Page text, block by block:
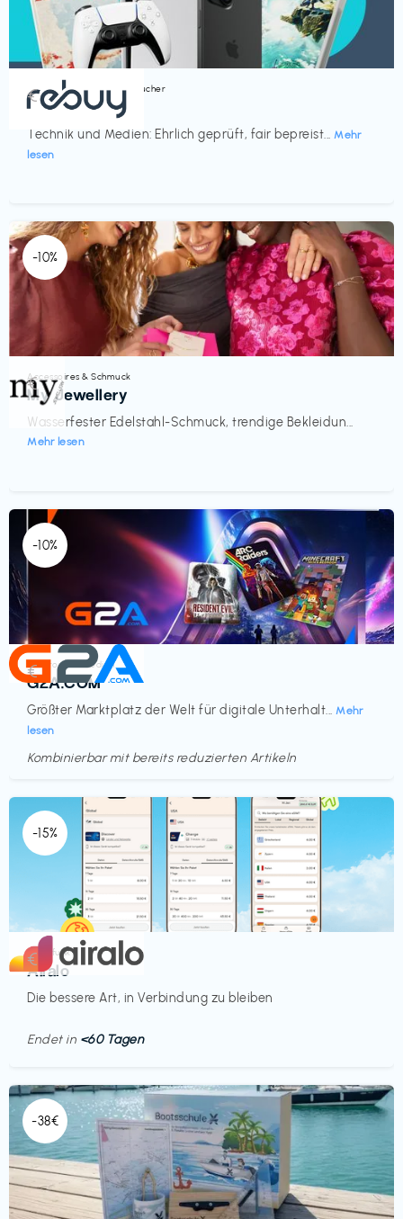
Bücher, Magazine & Hörbücher
rebuy
Technik und Medien: Ehrlich geprüft, fair bepreist... Mehr
lesen
€‎
-10%
Accessoires & Schmuck
My Jewellery
Wasserfester Edelstahl-Schmuck, trendige Bekleidun...
Mehr lesen
€‎
-10%
Elektronik & Medien
G2A.COM
Größter Marktplatz der Welt für digitale Unterhalt... Mehr
lesen
€‎
Kombinierbar mit bereits reduzierten Artikeln
-15%
Mobilfunk
Airalo
Die bessere Art, in Verbindung zu bleiben
€‎
Endet in <60 Tagen
-38€